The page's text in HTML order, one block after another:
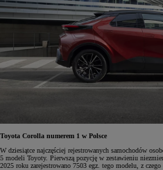
Toyota Corolla numerem 1 w Polsce
W dziesiątce najczęściej rejestrowanych samochodów
5 modeli Toyoty. Pierwszą pozycję w zestawieniu
2025 roku zarejestrowano 7503 egz. tego modelu, z